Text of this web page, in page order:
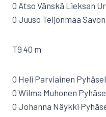
0 Atso Vänskä Lieksan
0 Juuso Teijonmaa
T9 40 m
0 Heli Parviainen
0 Wilma Muhonen
0 Johanna Näykki